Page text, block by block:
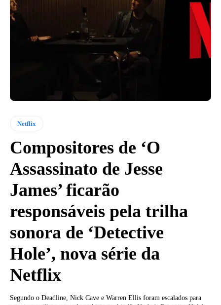
Netflix
Compositores de ‘O
Assassinato de Jesse
James’ ficarão
responsáveis pela trilha
sonora de ‘Detective
Hole’, nova série da
Netflix
Segundo o Deadline, Nick Cave e Warren Ellis foram escalados para